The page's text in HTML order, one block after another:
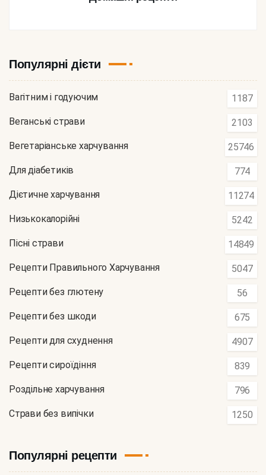
Популярні дієти
Вагітним і годуючим 1187
Веганські страви 2103
Вегетаріанське харчування 25746
Для діабетиків 774
Дієтичне харчування 11274
Низькокалорійні 5242
Пісні страви 14849
Рецепти Правильного Харчування 5047
Рецепти без глютену 56
Рецепти без шкоди 675
Рецепти для схуднення 4907
Рецепти сироїдіння 839
Роздільне харчування 796
Страви без випічки 1250
Популярні рецепти